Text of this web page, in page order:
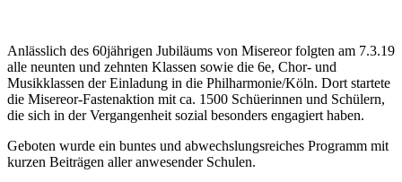
Anlässlich des 60jährigen Jubiläums von Misereor folgten am 7.3.19
alle neunten und zehnten Klassen sowie die 6e, Chor- und
Musikklassen der Einladung in die Philharmonie/Köln. Dort startete
die Misereor-Fastenaktion mit ca. 1500 Schüerinnen und Schülern,
die sich in der Vergangenheit sozial besonders engagiert haben.
Geboten wurde ein buntes und abwechslungsreiches Programm mit
kurzen Beiträgen aller anwesender Schulen.